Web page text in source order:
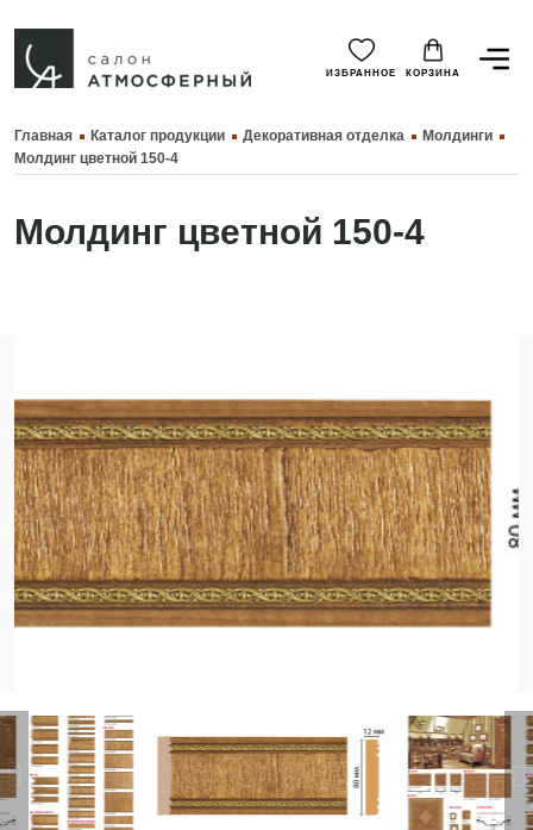
ИЗБРАННОЕ КОРЗИНА
Главная Каталог продукции Декоративная отделка
Молдинги
Молдинг цветной 150-4
Молдинг цветной 150-4